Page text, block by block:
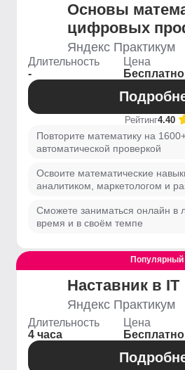
Основы
цифровых
Яндекс Практикум
Длительность
-
Цена
Бесплатно
Рейтинг4.40
Повторите математику на
автоматической проверкой
Освоите математические
аналитиком, маркетологом и
Сможете заниматься онлайн в
время и в своём темпе
Популярный
Наставник в IT
Яндекс Практикум
Длительность
4 часа
Цена
Бесплатно